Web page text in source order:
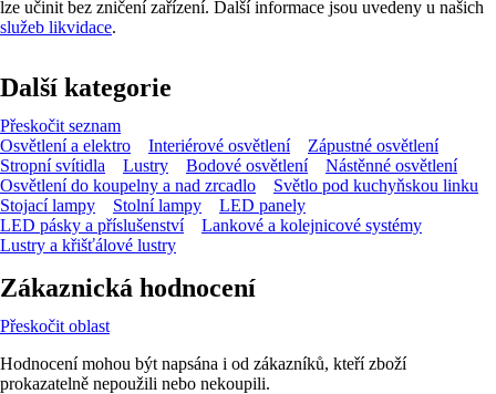
lze učinit bez zničení zařízení. Další informace jsou uvedeny u našich
služeb likvidace.
Další kategorie
Přeskočit seznam
Osvětlení a elektro
Interiérové osvětlení
Zápustné osvětlení
Stropní svítidla
Lustry Bodové osvětlení
Nástěnné osvětlení
Osvětlení do koupelny a nad zrcadlo
Světlo pod kuchyňskou linku
Stojací lampy
Stolní lampy
LED panely
LED pásky a příslušenství
Lankové a kolejnicové systémy
Lustry a křišťálové lustry
Zákaznická hodnocení
Přeskočit oblast
Hodnocení mohou být napsána i od zákazníků, kteří zboží
prokazatelně nepoužili nebo nekoupili.